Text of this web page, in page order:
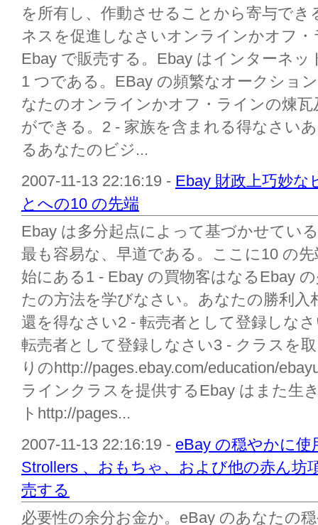
を所有し、作動させることから寄与で
ネスを促進しなさいオンラインかオフ
Ebay で販売する。Ebay はインターネ
1 つである。EBay の頻繁なオークショ
なたのオンラインかオフ・ラインの煉
ができる。2 - 家族を含まれる得なさい
るあなたのビジ...
2007-11-13 22:16:19 - Ebay 財政上巧妙な
とへの10 の先端
Ebay は多分起点によって基づかせてい
最も容易な、早道である。ここに10 の
始にある1 - Ebay の買物客はなるEbay
たの方法を学びなさい。あなたの勝利
還を得なさい2 - 転売者として登録しな
転売者として登録しなさい3 - クラスを
りのhttp://pages.ebay.com/education/
ラインクラスを提供するEbay はまた生
トhttp://pages...
2007-11-13 22:16:19 - eBay の穏やかに
Strollers 、おもちゃ、および他の赤ん坊
売する
必要性の余分お金か。eBay のあなたの